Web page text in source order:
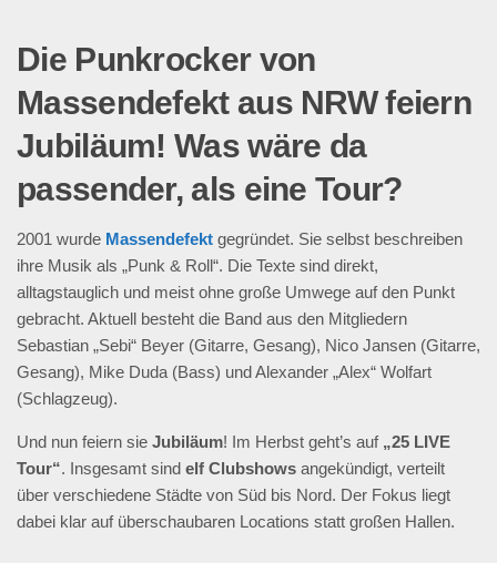
Die Punkrocker von
Massendefekt aus NRW feiern
Jubiläum! Was wäre da
passender, als eine Tour?
2001 wurde Massendefekt gegründet. Sie selbst beschreiben
ihre Musik als „Punk & Roll“. Die Texte sind direkt,
alltagstauglich und meist ohne große Umwege auf den Punkt
gebracht. Aktuell besteht die Band aus den Mitgliedern
Sebastian „Sebi“ Beyer (Gitarre, Gesang), Nico Jansen (Gitarre,
Gesang), Mike Duda (Bass) und Alexander „Alex“ Wolfart
(Schlagzeug).
Und nun feiern sie Jubiläum! Im Herbst geht’s auf „25 LIVE
Tour“. Insgesamt sind elf Clubshows angekündigt, verteilt
über verschiedene Städte von Süd bis Nord. Der Fokus liegt
dabei klar auf überschaubaren Locations statt großen Hallen.